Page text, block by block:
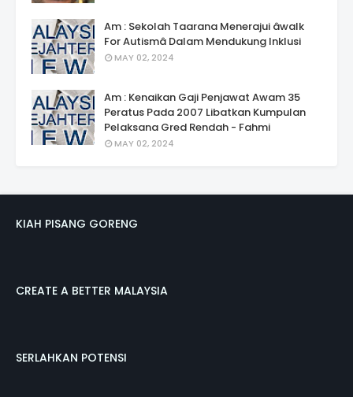
Am : Sekolah Taarana Menerajui âwalk
For Autismâ Dalam Mendukung Inklusi
MAY 02, 2024
Am : Kenaikan Gaji Penjawat Awam 35
Peratus Pada 2007 Libatkan Kumpulan
Pelaksana Gred Rendah - Fahmi
MAY 02, 2024
KIAH PISANG GORENG
CREATE A BETTER MALAYSIA
SERLAHKAN POTENSI